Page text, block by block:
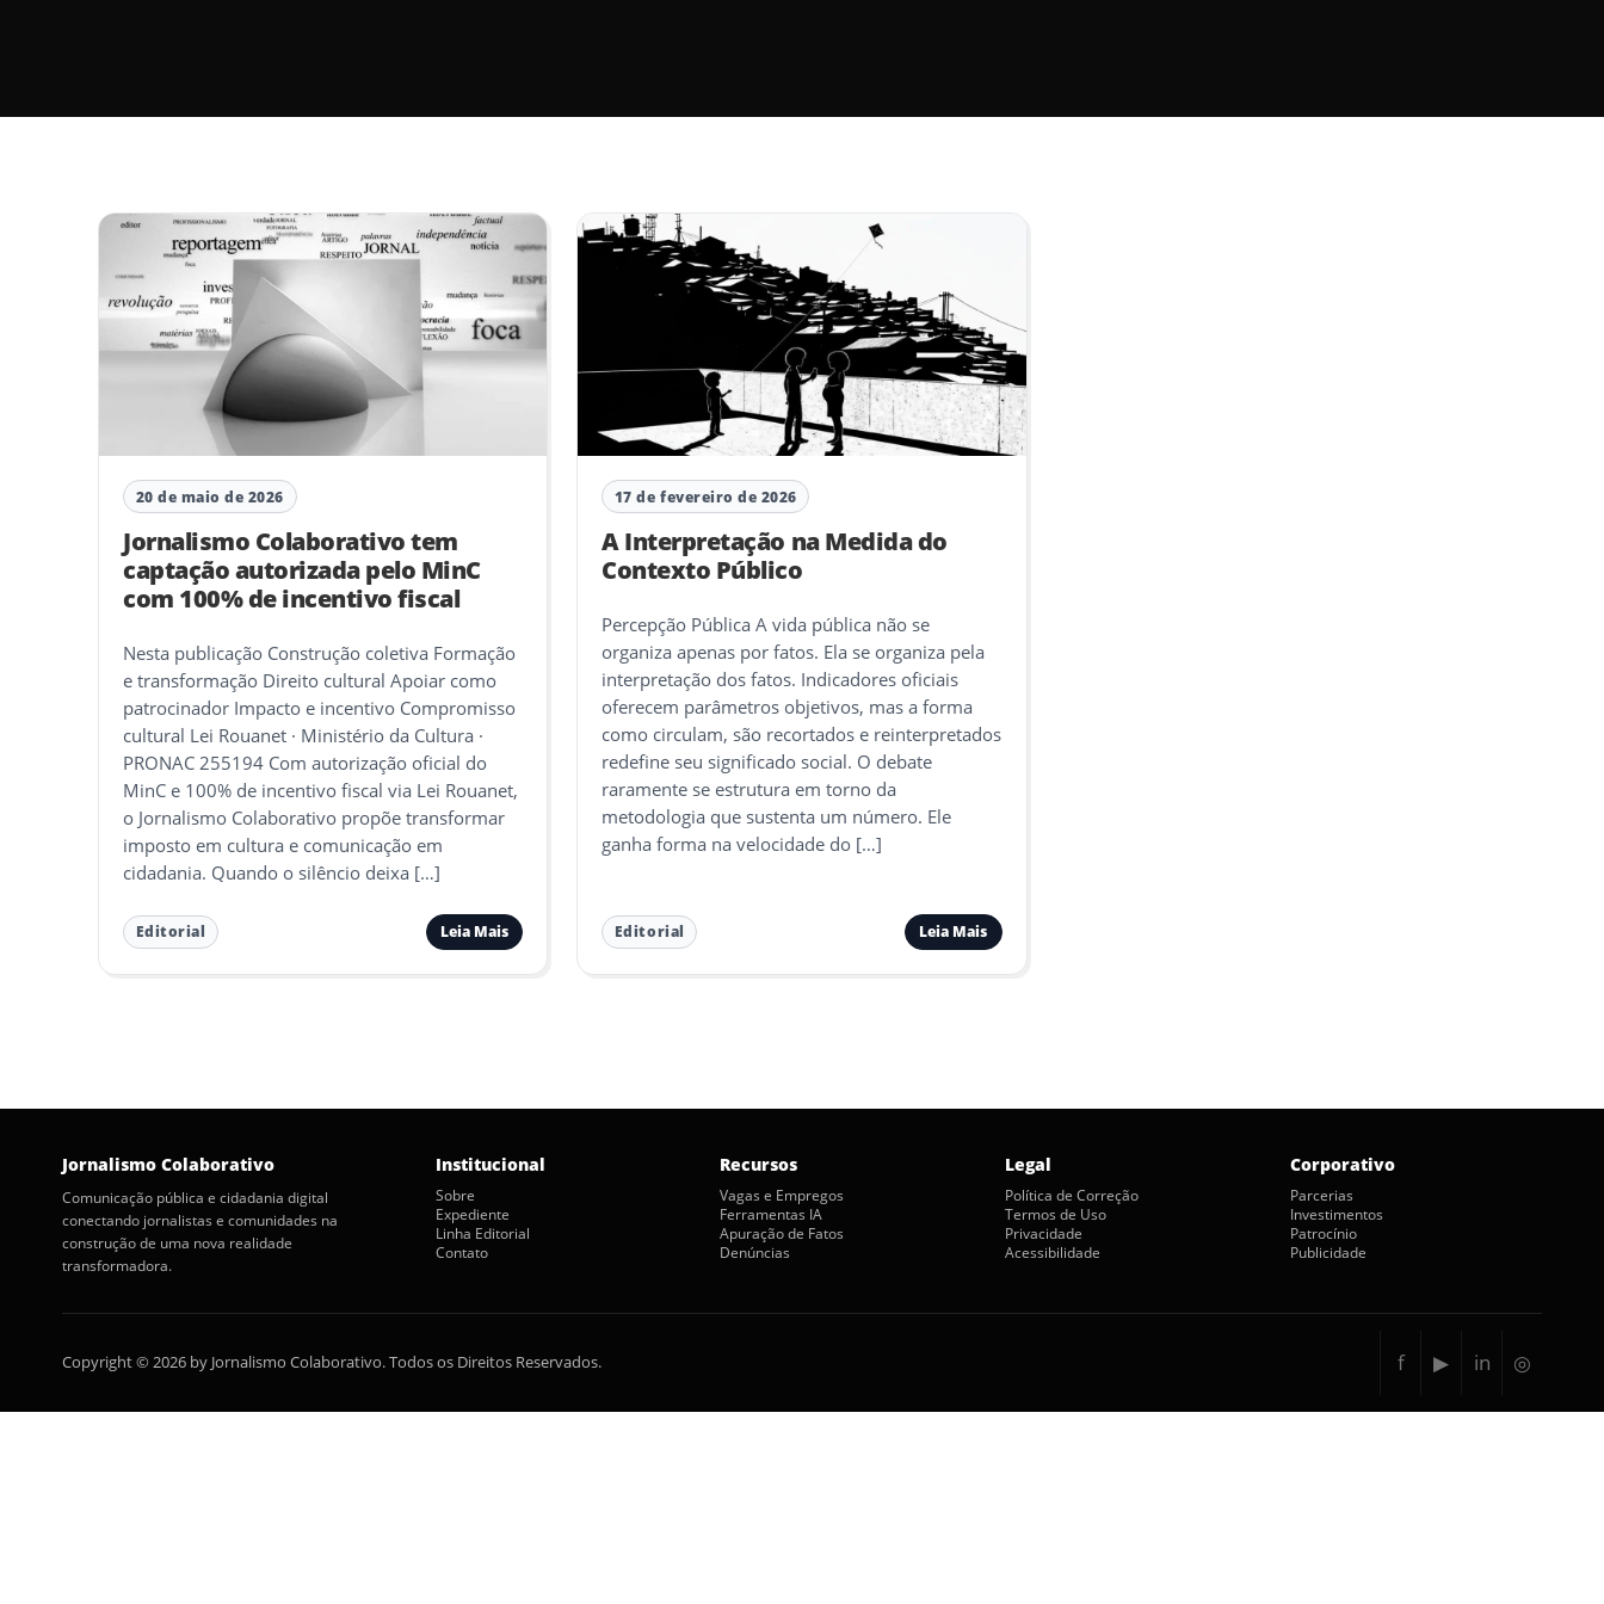
20 de maio de 2026
Jornalismo Colaborativo tem
captação autorizada pelo MinC
com 100% de incentivo fiscal
Nesta publicação Construção coletiva Formação
e transformação Direito cultural Apoiar como
patrocinador Impacto e incentivo Compromisso
cultural Lei Rouanet · Ministério da Cultura ·
PRONAC 255194 Com autorização oficial do
MinC e 100% de incentivo fiscal via Lei Rouanet,
o Jornalismo Colaborativo propõe transformar
imposto em cultura e comunicação em
cidadania. Quando o silêncio deixa […]
Editorial Leia Mais
17 de fevereiro de 2026
A Interpretação na Medida do
Contexto Público
Percepção Pública A vida pública não se
organiza apenas por fatos. Ela se organiza pela
interpretação dos fatos. Indicadores oficiais
oferecem parâmetros objetivos, mas a forma
como circulam, são recortados e reinterpretados
redefine seu significado social. O debate
raramente se estrutura em torno da
metodologia que sustenta um número. Ele
ganha forma na velocidade do […]
Editorial Leia Mais
Jornalismo Colaborativo
Comunicação pública e cidadania digital
conectando jornalistas e comunidades na
construção de uma nova realidade
transformadora.
Institucional
Sobre
Expediente
Linha Editorial
Contato
Recursos
Vagas e Empregos
Ferramentas IA
Apuração de Fatos
Denúncias
Legal
Política de Correção
Termos de Uso
Privacidade
Acessibilidade
Corporativo
Parcerias
Investimentos
Patrocínio
Publicidade
Copyright © 2026 by Jornalismo Colaborativo. Todos os Direitos Reservados. f ▶ in ◎